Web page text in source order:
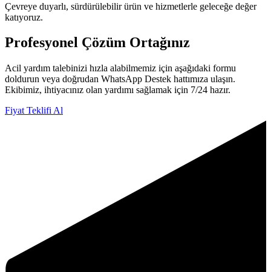
Çevreye duyarlı, sürdürülebilir ürün ve hizmetlerle geleceğe değer
katıyoruz.
Profesyonel Çözüm Ortağınız
Acil yardım talebinizi hızla alabilmemiz için aşağıdaki formu
doldurun veya doğrudan WhatsApp Destek hattımıza ulaşın.
Ekibimiz, ihtiyacınız olan yardımı sağlamak için 7/24 hazır.
Fiyat Teklifi Al